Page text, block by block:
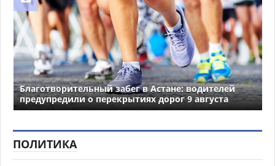
Благотворительный забег в Астане: водителей
предупредили о перекрытиях дорог 9 августа
ПОЛИТИКА